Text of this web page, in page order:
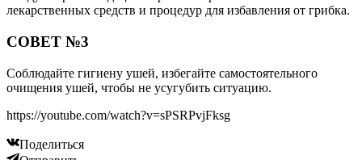
лекарственных средств и процедур для избавления от грибка.
СОВЕТ №3
Соблюдайте гигиену ушей, избегайте самостоятельного
очищения ушей, чтобы не усугубить ситуацию.
https://youtube.com/watch?v=sPSRPvjFksg
Поделиться